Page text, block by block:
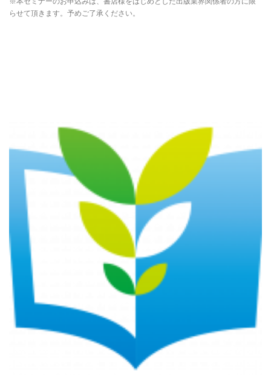
らせて頂きます。予めご了承ください。